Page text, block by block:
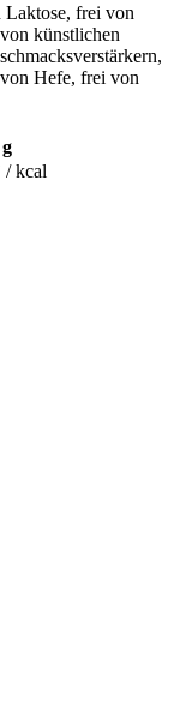
frei von
künstlichen
Hefe, frei von
/ kcal